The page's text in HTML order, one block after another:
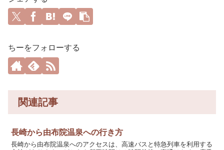
ちーをフォローする
関連記事
長崎から由布院温泉への行き方
長崎から由布院温泉へのアクセスは、高速バスと特急列車を利用する